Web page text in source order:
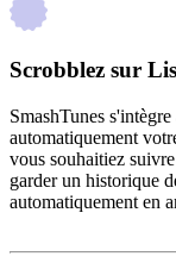
Scrobblez sur
SmashTunes
automatiquement
vous souhaitiez
garder un historique
automatiquement en